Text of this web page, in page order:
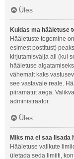
Üles
Kuidas ma hääletuse
Hääletuste tegemine
esimest postitust)
kirjutamisvälja all (kui
hääletuse
vähemalt kaks
see vastavale reale.
piiramatut aega.
administraator.
Üles
Miks ma ei saa lisada
Hääletuse valikute
ületada seda limiiti,